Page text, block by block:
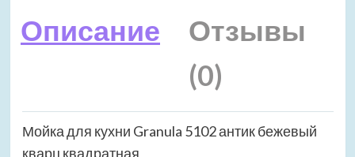
Описание
Отзывы
(0)
Мойка для кухни Granula 5102 антик бежевый
кварц квадратная